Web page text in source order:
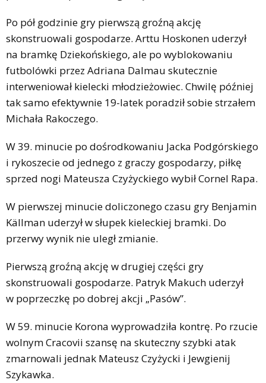
Po pół godzinie gry pierwszą groźną akcję
skonstruowali gospodarze. Arttu Hoskonen uderzył
na bramkę Dziekońskiego, ale po wyblokowaniu
futbolówki przez Adriana Dalmau skutecznie
interweniował kielecki młodzieżowiec. Chwilę później
tak samo efektywnie 19-latek poradził sobie strzałem
Michała Rakoczego.
W 39. minucie po dośrodkowaniu Jacka Podgórskiego
i rykoszecie od jednego z graczy gospodarzy, piłkę
sprzed nogi Mateusza Czyżyckiego wybił Cornel Rapa.
W pierwszej minucie doliczonego czasu gry Benjamin
Källman uderzył w słupek kieleckiej bramki. Do
przerwy wynik nie uległ zmianie.
Pierwszą groźną akcję w drugiej części gry
skonstruowali gospodarze. Patryk Makuch uderzył
w poprzeczkę po dobrej akcji „Pasów”.
W 59. minucie Korona wyprowadziła kontrę. Po rzucie
wolnym Cracovii szansę na skuteczny szybki atak
zmarnowali jednak Mateusz Czyżycki i Jewgienij
Szykawka.